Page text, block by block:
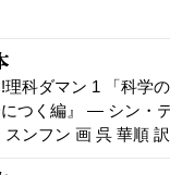
!理科ダマン 1 「科学
つく編』 — シン・
スンフン 画 呉 華順 訳